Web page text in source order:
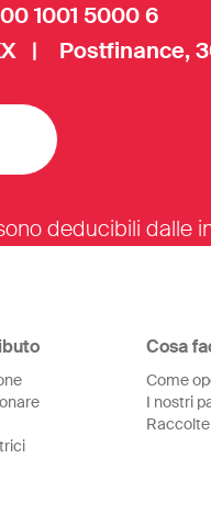
1001 5000 6
| Postfinance,
deducibili dalle
Cosa
Come
I nostri